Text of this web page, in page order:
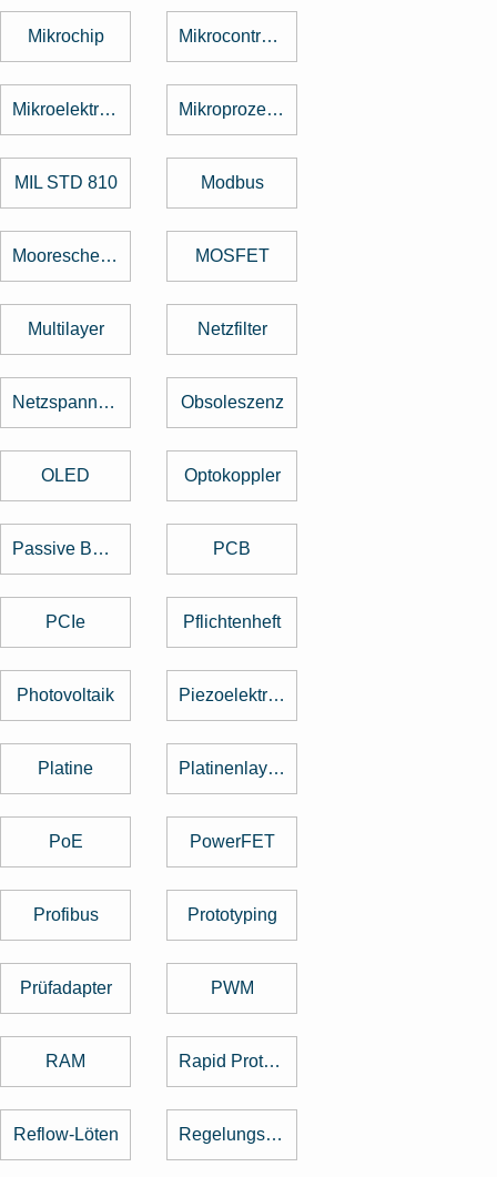
Mikrochip Mikrocontroller
Mikroelektronik Mikroprozessor
MIL STD 810 Modbus
Mooresche Gesetz MOSFET
Multilayer Netzfilter
Netzspannung Obsoleszenz
OLED Optokoppler
Passive Bauelemente PCB
PCIe Pflichtenheft
Photovoltaik Piezoelektrischer Sensor
Platine Platinenlayout
PoE PowerFET
Profibus Prototyping
Prüfadapter PWM
RAM Rapid Prototyping
Reflow-Löten Regelungstechnik